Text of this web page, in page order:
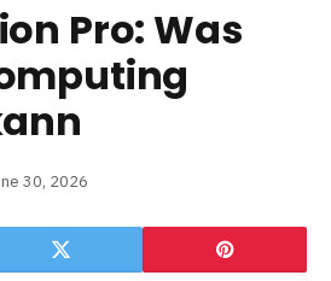
Pro: Was
30, 2026